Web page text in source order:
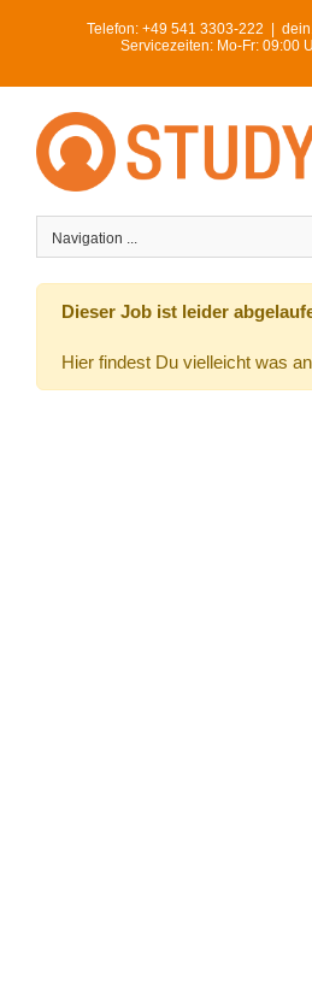
Telefon: +49 541 3303-222
Servicezeiten: Mo-Fr: 09:00
Navigation ...
Dieser Job ist leider
Hier findest Du vielleicht was